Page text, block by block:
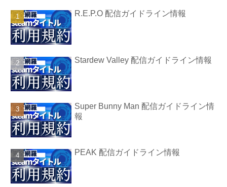
R.E.P.O 配信ガイドライン情報
Stardew Valley 配信ガイドライン情報
Super Bunny Man 配信ガイドライン情
報
PEAK 配信ガイドライン情報